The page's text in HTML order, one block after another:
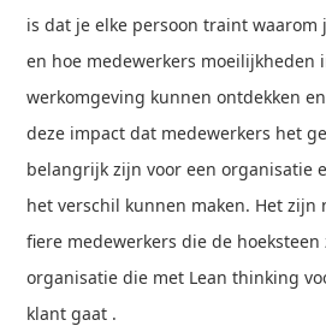
is dat je elke persoon traint waarom
en hoe medewerkers moeilijkheden
werkomgeving kunnen ontdekken
deze impact dat medewerkers het
belangrijk zijn voor een organisatie
het verschil kunnen maken. Het zijn
fiere medewerkers die de
organisatie die met Lean thinking
klant gaat .